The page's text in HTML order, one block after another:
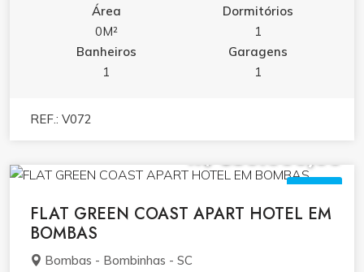
Área
0M²
Dormitórios
1
Banheiros
1
Garagens
1
REF.: V072
R$ 850.000,00
FLAT GREEN COAST APART HOTEL EM
BOMBAS
Bombas - Bombinhas - SC